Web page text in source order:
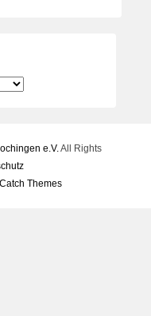
e.V. All Rights
Catch Themes